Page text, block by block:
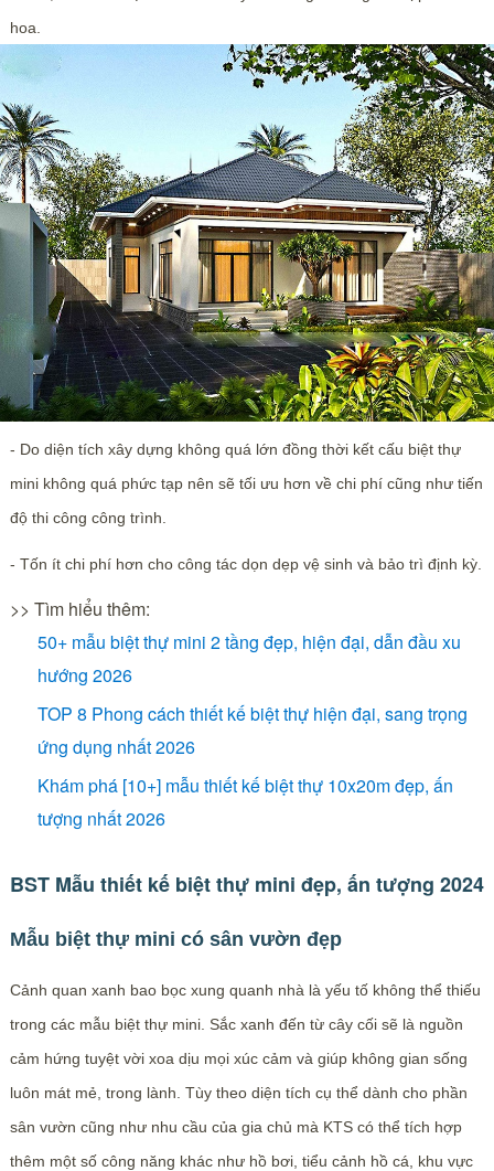
hoa.
- Do diện tích xây dựng không quá lớn đồng thời kết cấu biệt thự
mini không quá phức tạp nên sẽ tối ưu hơn về chi phí cũng như tiến
độ thi công công trình.
- Tốn ít chi phí hơn cho công tác dọn dẹp vệ sinh và bảo trì định kỳ.
>> Tìm hiểu thêm:
50+ mẫu biệt thự mini 2 tầng đẹp, hiện đại, dẫn đầu xu
hướng 2026
TOP 8 Phong cách thiết kế biệt thự hiện đại, sang trọng
ứng dụng nhất 2026
Khám phá [10+] mẫu thiết kế biệt thự 10x20m đẹp, ấn
tượng nhất 2026
BST Mẫu thiết kế biệt thự mini đẹp, ấn tượng 2024
Mẫu biệt thự mini có sân vườn đẹp
Cảnh quan xanh bao bọc xung quanh nhà là yếu tố không thể thiếu
trong các mẫu biệt thự mini. Sắc xanh đến từ cây cối sẽ là nguồn
cảm hứng tuyệt vời xoa dịu mọi xúc cảm và giúp không gian sống
luôn mát mẻ, trong lành. Tùy theo diện tích cụ thể dành cho phần
sân vườn cũng như nhu cầu của gia chủ mà KTS có thể tích hợp
thêm một số công năng khác như hồ bơi, tiểu cảnh hồ cá, khu vực